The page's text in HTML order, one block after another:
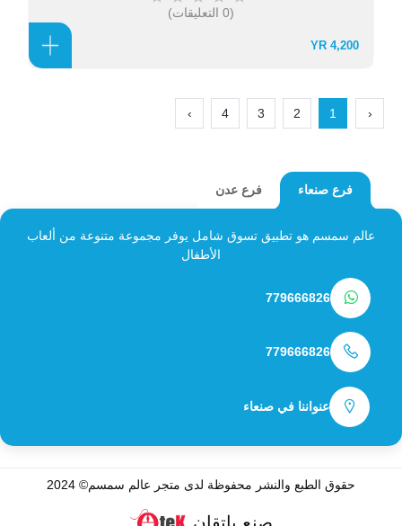
(0 التعليقات)
4,200 YR
‹
1
2
3
4
›
فرع صنعاء فرع عدن
عالم سمسم هو تطبيق تسوق شامل يوفر مجموعة متنوعة من ألعاب
الأطفال
779666826
779666826
عنواننا في صنعاء
حقوق الطبع والنشر محفوظة لدى متجر عالم سمسم© 2024